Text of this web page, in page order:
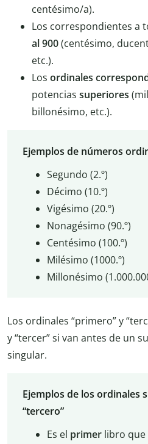
centésimo/a).
Los correspondientes a
al 900(centésimo,
etc.).
Los ordinales
potencias superiores
billonésimo, etc.).
Ejemplos de números
Segundo (2.º)
Décimo (10.º)
Vigésimo (20.º)
Nonagésimo (90.º)
Centésimo (100.º)
Milésimo (1000.º)
Millonésimo
Los ordinales “primero” y
y “tercer” si van antes de un
singular.
Ejemplos de los ordinales
“tercero”
Es el primerlibro que